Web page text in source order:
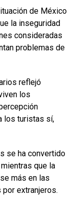
de México
la inseguridad
consideradas
problemas de
reflejó
los
los turistas sí,
se ha convertido
que la
más en las
extranjeros.